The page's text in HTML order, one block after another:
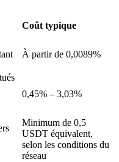
les détenteurs de BTR
Coût typique
À partir de 0,0089%
0,45% – 3,03%
Minimum de 0,5
USDT équivalent,
selon les conditions du
réseau